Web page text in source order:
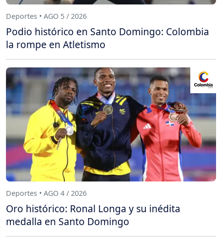
Deportes • AGO 5 / 2026
Podio histórico en Santo Domingo: Colombia
la rompe en Atletismo
Deportes • AGO 4 / 2026
Oro histórico: Ronal Longa y su inédita
medalla en Santo Domingo